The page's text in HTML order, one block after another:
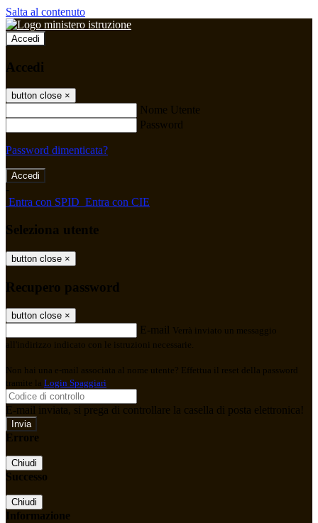
Salta al contenuto
Accedi
Accedi
button close ×
Nome Utente
Password
Password dimenticata?
-
Entra con SPID Entra con CIE
Seleziona utente
button close ×
Recupero password
button close ×
E-mail Verrà inviato un messaggio
all'indirizzo indicato con le istruzioni necessarie.
Non hai una e-mail associata al nome utente? Effettua il reset della password
tramite la Login Spaggiari
E-mail inviata, si prega di controllare la casella di posta elettronica!
Errore
Chiudi
Successo
Chiudi
Informazione